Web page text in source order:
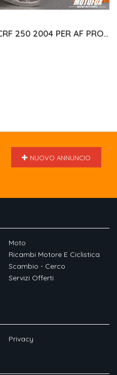
SEMI CICLISTICA HONDA CRF 250 2004 PER AF PROTO
NUOVO ANNUNCIO
Moto
Ricambi Motore E Ciclistica
Scambio - Cerco
Servizi Offerti
Privacy